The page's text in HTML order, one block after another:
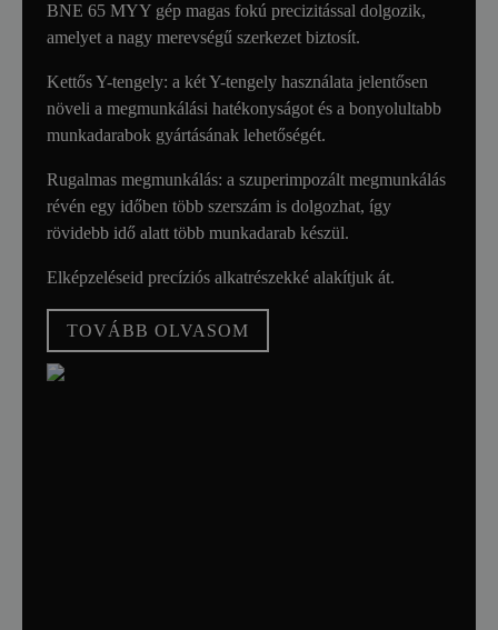
BNE 65 MYY gép magas fokú precizitással dolgozik,
amelyet a nagy merevségű szerkezet biztosít.
Kettős Y-tengely: a két Y-tengely használata jelentősen
növeli a megmunkálási hatékonyságot és a bonyolultabb
munkadarabok gyártásának lehetőségét.
Rugalmas megmunkálás: a szuperimpozált megmunkálás
révén egy időben több szerszám is dolgozhat, így
rövidebb idő alatt több munkadarab készül.
Elképzeléseid precíziós alkatrészekké alakítjuk át.
TOVÁBB OLVASOM